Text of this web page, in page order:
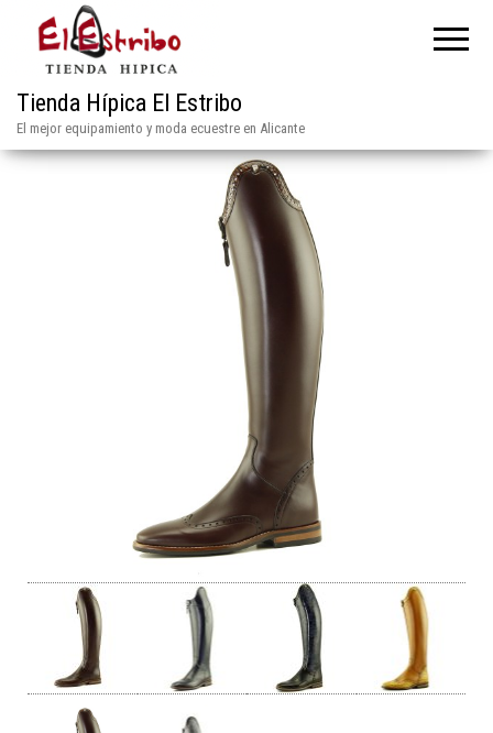
Tienda Hípica El Estribo
El mejor equipamiento y moda ecuestre en Alicante